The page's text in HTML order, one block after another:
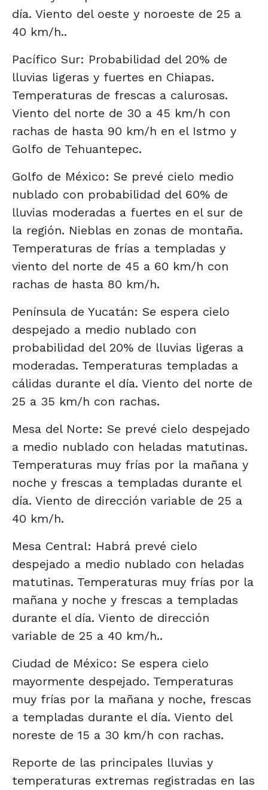
día. Viento del oeste y noroeste de 25 a
40 km/h..
Pacífico Sur: Probabilidad del 20% de
lluvias ligeras y fuertes en Chiapas.
Temperaturas de frescas a calurosas.
Viento del norte de 30 a 45 km/h con
rachas de hasta 90 km/h en el Istmo y
Golfo de Tehuantepec.
Golfo de México: Se prevé cielo medio
nublado con probabilidad del 60% de
lluvias moderadas a fuertes en el sur de
la región. Nieblas en zonas de montaña.
Temperaturas de frías a templadas y
viento del norte de 45 a 60 km/h con
rachas de hasta 80 km/h.
Península de Yucatán: Se espera cielo
despejado a medio nublado con
probabilidad del 20% de lluvias ligeras a
moderadas. Temperaturas templadas a
cálidas durante el día. Viento del norte de
25 a 35 km/h con rachas.
Mesa del Norte: Se prevé cielo despejado
a medio nublado con heladas matutinas.
Temperaturas muy frías por la mañana y
noche y frescas a templadas durante el
día. Viento de dirección variable de 25 a
40 km/h.
Mesa Central: Habrá prevé cielo
despejado a medio nublado con heladas
matutinas. Temperaturas muy frías por la
mañana y noche y frescas a templadas
durante el día. Viento de dirección
variable de 25 a 40 km/h..
Ciudad de México: Se espera cielo
mayormente despejado. Temperaturas
muy frías por la mañana y noche, frescas
a templadas durante el día. Viento del
noreste de 15 a 30 km/h con rachas.
Reporte de las principales lluvias y
temperaturas extremas registradas en las